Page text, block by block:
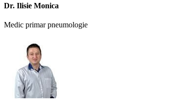
Dr. Ilisie Monica
Medic primar pneumologie